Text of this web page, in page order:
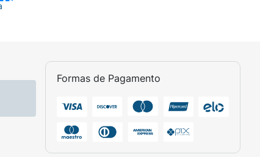
Formas de Pagamento